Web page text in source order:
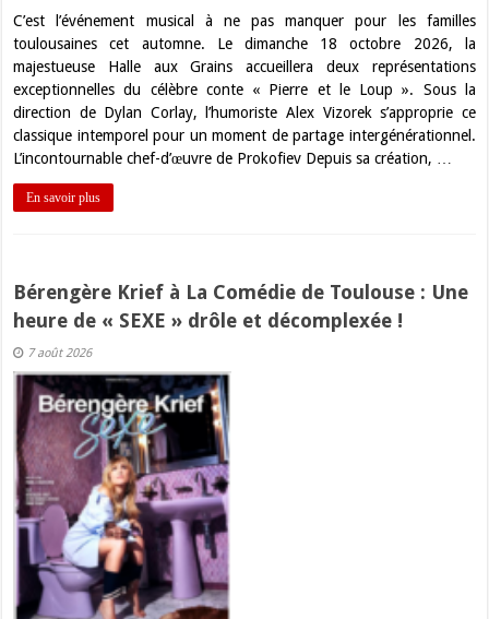
C’est l’événement musical à ne pas manquer pour les familles
toulousaines cet automne. Le dimanche 18 octobre 2026, la
majestueuse Halle aux Grains accueillera deux représentations
exceptionnelles du célèbre conte « Pierre et le Loup ». Sous la
direction de Dylan Corlay, l’humoriste Alex Vizorek s’approprie ce
classique intemporel pour un moment de partage intergénérationnel.
L’incontournable chef-d’œuvre de Prokofiev Depuis sa création, …
En savoir plus
Bérengère Krief à La Comédie de Toulouse : Une
heure de « SEXE » drôle et décomplexée !
7 août 2026